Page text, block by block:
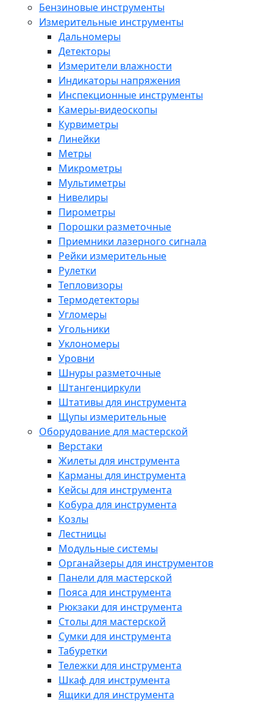
Бензиновые инструменты
Измерительные инструменты
Дальномеры
Детекторы
Измерители влажности
Индикаторы напряжения
Инспекционные инструменты
Камеры-видеоскопы
Курвиметры
Линейки
Метры
Микрометры
Мультиметры
Нивелиры
Пирометры
Порошки разметочные
Приемники лазерного сигнала
Рейки измерительные
Рулетки
Тепловизоры
Термодетекторы
Угломеры
Угольники
Уклономеры
Уровни
Шнуры разметочные
Штангенциркули
Штативы для инструмента
Щупы измерительные
Оборудование для мастерской
Верстаки
Жилеты для инструмента
Карманы для инструмента
Кейсы для инструмента
Кобура для инструмента
Козлы
Лестницы
Модульные системы
Органайзеры для инструментов
Панели для мастерской
Пояса для инструмента
Рюкзаки для инструмента
Столы для мастерской
Сумки для инструмента
Табуретки
Тележки для инструмента
Шкаф для инструмента
Ящики для инструмента